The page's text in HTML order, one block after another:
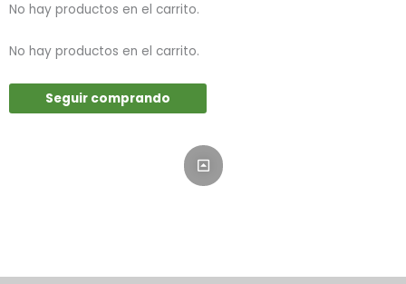
No hay productos en el carrito.
No hay productos en el carrito.
Seguir comprando